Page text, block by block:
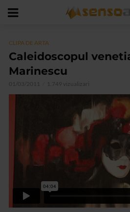
CLIPA DE ARTA
Caleidoscopul
Marinescu
01/03/2011 1.749 vizualizari